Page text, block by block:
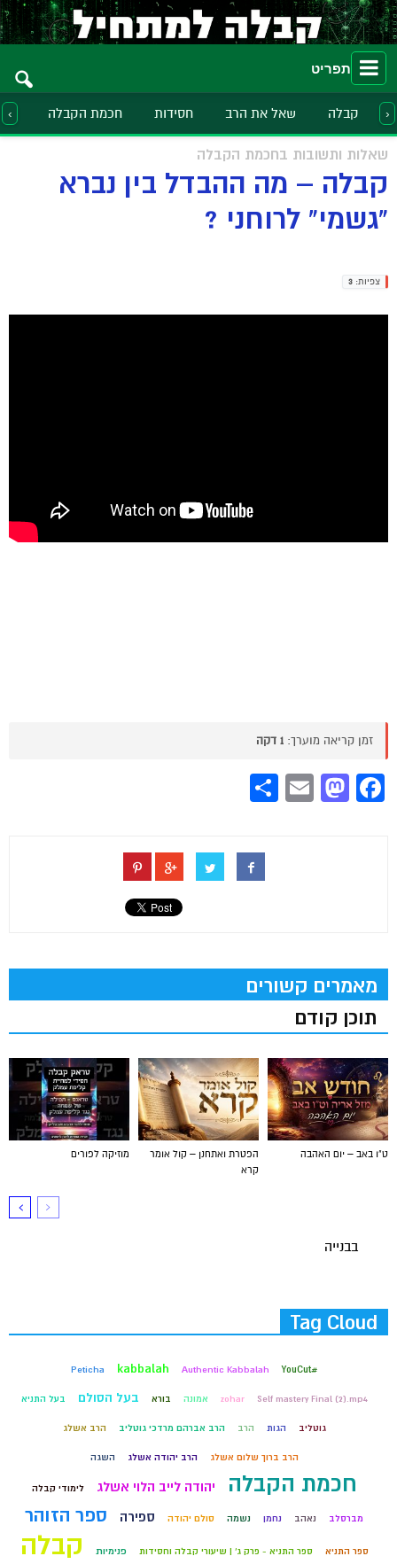
תפריט
קבלה שאל את הרב חסידות חכמת הקבלה ›
‹
שאלות ותשובות בחכמת הקבלה
קבלה – מה ההבדל בין נברא
"גשמי" לרוחני ?
צפיות: 3
זמן קריאה מוערך: 1 דקה
Facebook
Mastodon
Email
מאמרים קשורים
תוכן קודם
מוזיקה לפורים
הפטרת ואתחנן – קול אומר
קרא
ט"ו באב – יום האהבה
בבנייה
Tag Cloud
#YouCut
Authentic Kabbalah
kabbalah
Peticha
Self mastery Final (2).mp4
zohar אמונה בורא בעל הסולם בעל התניא
גוטליב הגות הרב הרב אברהם מרדכי גוטליב הרב אשלג
הרב ברוך שלום אשלג הרב יהודה אשלג השגה
חכמת הקבלה יהודה לייב הלוי אשלג לימודי קבלה
מברסלב נאהב נחמן נשמה סולם יהודה ספירה ספר הזוהר
ספר התניא ספר התניא - פרק ג' | שיעורי קבלה וחסידות פנימיות קבלה